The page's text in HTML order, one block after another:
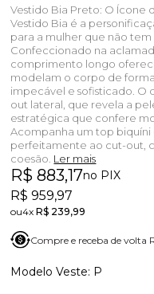
Vestido Bia Preto: O Ícone
Vestido Bia é a
para a mulher que não
Confeccionado na
comprimento longo
modelam o corpo de
impecável e sofisticado. O
out lateral, que revela a
estratégica que confere
Acompanha um top
perfeitamente ao cut-out,
coesão. Ler mais
R$ 883,17no PIX
R$ 959,97
4xR$ 239,99
Compre e receba de volta
P